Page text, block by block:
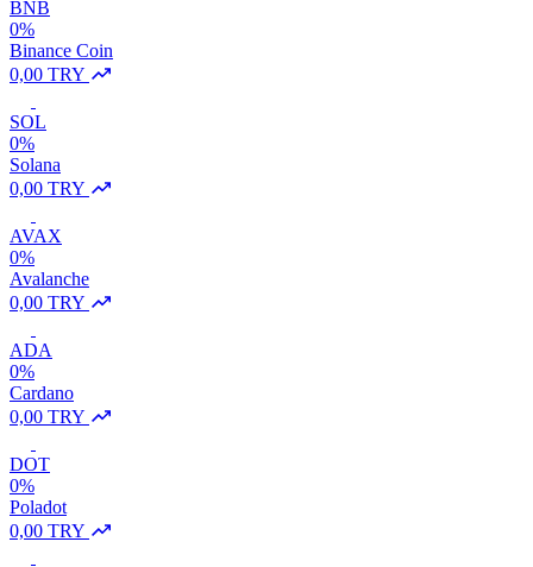
BNB
0%
Binance Coin
0,00 TRY
SOL
0%
Solana
0,00 TRY
AVAX
0%
Avalanche
0,00 TRY
ADA
0%
Cardano
0,00 TRY
DOT
0%
Poladot
0,00 TRY